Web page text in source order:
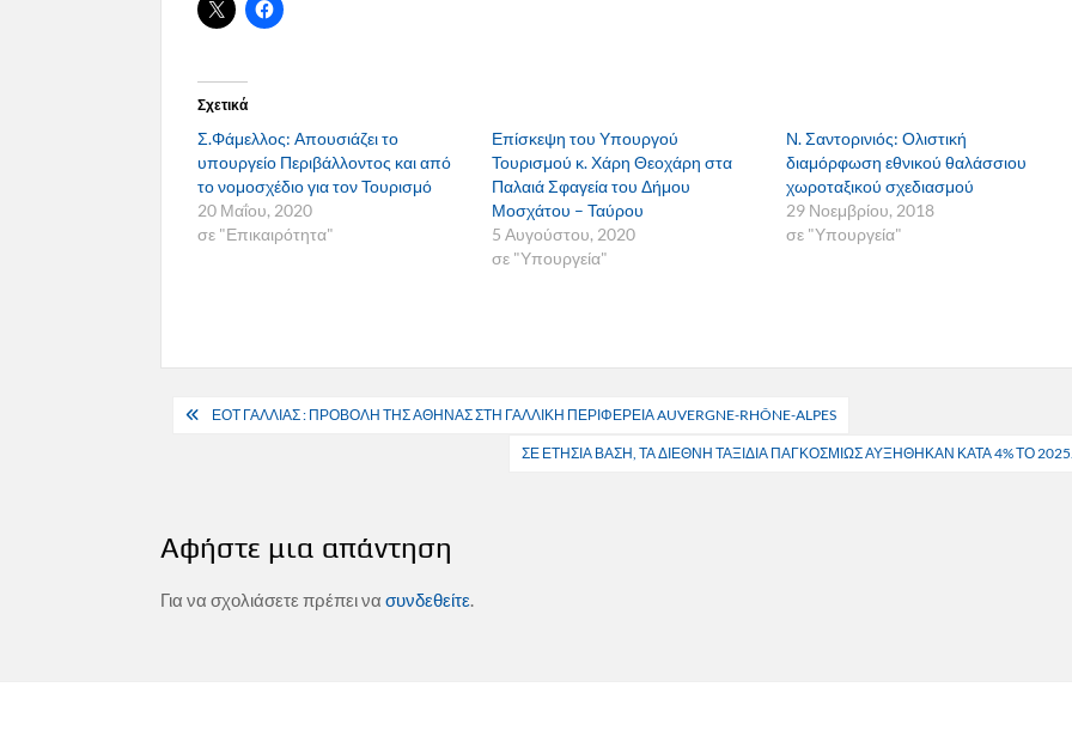
Σχετικά
Σ.Φάμελλος: Απουσιάζει το
υπουργείο Περιβάλλοντος και από
το νομοσχέδιο για τον Τουρισμό
20 Μαΐου, 2020
σε "Επικαιρότητα"
Επίσκεψη του Υπουργού
Τουρισμού κ. Χάρη Θεοχάρη στα
Παλαιά Σφαγεία του Δήμου
Μοσχάτου – Ταύρου
5 Αυγούστου, 2020
σε "Υπουργεία"
Ν. Σαντορινιός: Ολιστική
διαμόρφωση εθνικού θαλάσσιου
χωροταξικού σχεδιασμού
29 Νοεμβρίου, 2018
σε "Υπουργεία"
Πλοήγηση
ΕΟΤ ΓΑΛΛΙΑΣ : ΠΡΟΒΟΛΗ ΤΗΣ ΑΘΗΝΑΣ ΣΤΗ ΓΑΛΛΙΚΗ ΠΕΡΙΦΕΡΕΙΑ AUVERGNE-RHÔNE-ALPES
ΣΕ ΕΤΗΣΙΑ ΒΑΣΗ, ΤΑ ΔΙΕΘΝΗ ΤΑΞΙΔΙΑ ΠΑΓΚΟΣΜΙΩΣ ΑΥΞΗΘΗΚΑΝ ΚΑΤΑ 4% ΤΟ 2025.
Αφήστε μια απάντηση
Για να σχολιάσετε πρέπει νασυνδεθείτε.